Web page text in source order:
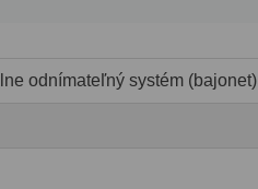
odnímateľný systém (bajonet)